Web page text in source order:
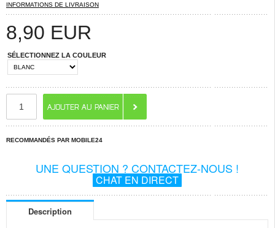
INFORMATIONS DE LIVRAISON
8,90 EUR
SÉLECTIONNEZ LA COULEUR
RECOMMANDÉS PAR MOBILE24
UNE QUESTION ? CONTACTEZ-NOUS !
CHAT EN DIRECT
Description